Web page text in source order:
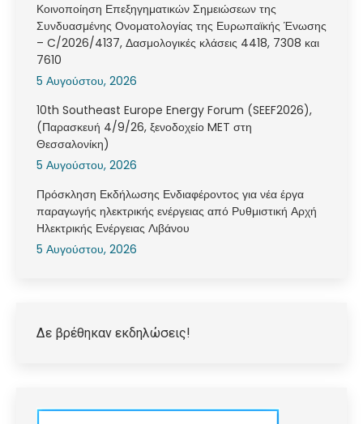
Κοινοποίηση Επεξηγηματικών Σημειώσεων της
Συνδυασμένης Ονοματολογίας της Ευρωπαϊκής Ένωσης
– C/2026/4137, Δασμολογικές κλάσεις 4418, 7308 και
7610
5 Αυγούστου, 2026
10th Southeast Europe Energy Forum (SEEF2026),
(Παρασκευή 4/9/26, ξενοδοχείο MET στη
Θεσσαλονίκη)
5 Αυγούστου, 2026
Πρόσκληση Εκδήλωσης Ενδιαφέροντος για νέα έργα
παραγωγής ηλεκτρικής ενέργειας από Ρυθμιστική Αρχή
Ηλεκτρικής Ενέργειας Λιβάνου
5 Αυγούστου, 2026
Δε βρέθηκαν εκδηλώσεις!